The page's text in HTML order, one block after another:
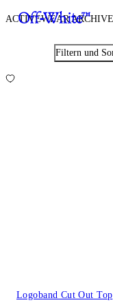
ACTIVEWEAR ARCHIVE
Filtern und
Logoband Cut Out Top